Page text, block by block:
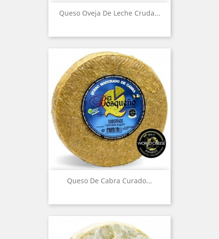
Queso Oveja De Leche Cruda...
Queso De Cabra Curado...